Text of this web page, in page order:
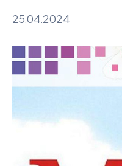
25.04.2024